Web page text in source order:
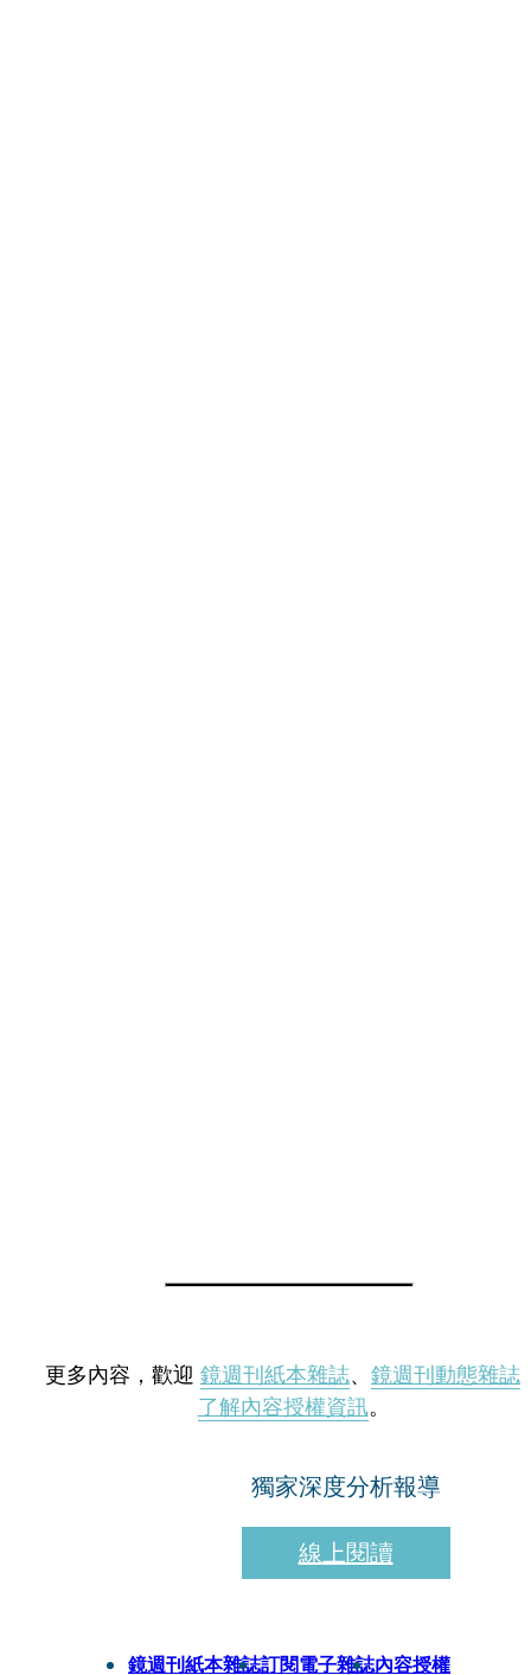
更多內容，歡迎 鏡週刊紙本雜誌、 鏡週刊動態雜誌
了解內容授權資訊。
獨家深度分析報導
線上閱讀
鏡週刊紙本雜誌訂閱電子雜誌內容授權